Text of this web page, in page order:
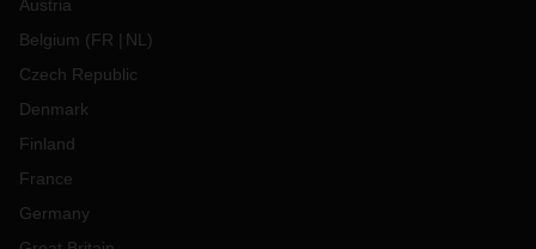
Austria
Belgium (FR NL )
Czech Republic
Denmark
Finland
France
Germany